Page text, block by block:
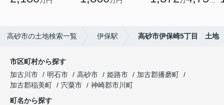
高砂市の土地検索一覧 伊保駅 高砂市伊保崎5丁目 土地
市区町村から探す
加古川市
明石市 高砂市 姫路市
加古郡播磨町
加古郡稲美町
宍粟市
神崎郡市川町
町名から探す